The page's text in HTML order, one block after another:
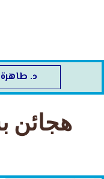
د. طاهرة
هجائن